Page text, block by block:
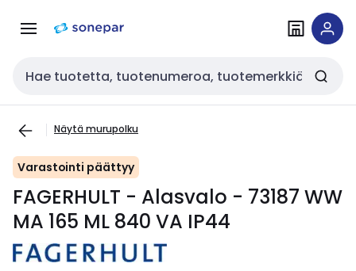
navigointiinsisältöön
Haku
Näytä murupolku
Varastointi päättyy
FAGERHULT - Alasvalo - 73187 WW
MA 165 ML 840 VA IP44